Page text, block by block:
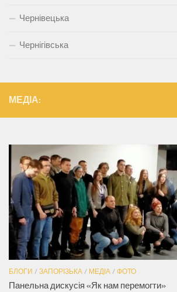
Чернівецька
Чернігівська
МЕДІА:
БЛОГИ / ЗАПОРІЗЬКА / МЕДІА / ФОТО
Панельна дискусія «Як нам перемогти»